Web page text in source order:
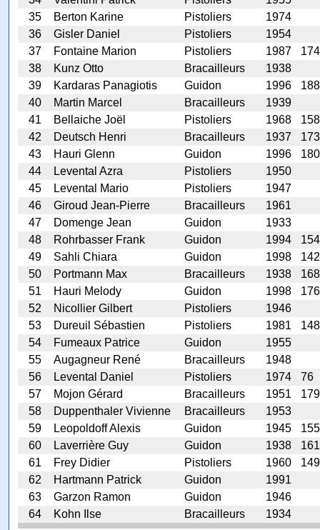
35
Berton Karine Pistoliers
1974
36
Gisler Daniel Pistoliers
1954
37
Fontaine Marion Pistoliers 1987
174
38
Kunz Otto Bracailleurs
1938
39
Kardaras Panagiotis Guidon 1996
188
40
Martin Marcel Bracailleurs
1939
41
Bellaiche Joël Pistoliers 1968
158
42
Deutsch Henri Bracailleurs 1937
173
43
Hauri Glenn Guidon 1996
180
44
Levental Azra Pistoliers
1950
45
Levental Mario Pistoliers
1947
46
Giroud Jean-Pierre Bracailleurs
1961
47
Domenge Jean Guidon
1933
48
Rohrbasser Frank Guidon 1994
154
49
Sahli Chiara Guidon 1998
142
50
Portmann Max Bracailleurs 1938
168
51
Hauri Melody Guidon 1998
176
52
Nicollier Gilbert Pistoliers
1946
53
Dureuil Sébastien Pistoliers 1981
148
54
Fumeaux Patrice Guidon
1955
55
Augagneur René Bracailleurs
1948
56
Levental Daniel Pistoliers 1974
76
57
Mojon Gérard Bracailleurs 1951
179
58
Duppenthaler Vivienne Bracailleurs
1953
59
Leopoldoff Alexis Guidon 1945
155
60
Laverrière Guy Guidon 1938
161
61
Frey Didier Pistoliers 1960
149
62
Hartmann Patrick Guidon
1991
63
Garzon Ramon Guidon
1946
64
Kohn Ilse Bracailleurs 1934